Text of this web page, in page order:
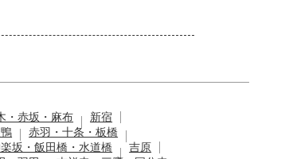
・赤坂・麻布
新宿
赤羽・十条・板橋
坂・飯田橋・水道橋
吉原